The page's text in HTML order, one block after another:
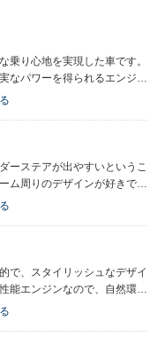
乗り心地を実現した車です。
なパワーを得られるエンジン
象でした。
ーステアが出やすいというこ
ム周りのデザインが好きでは
で、スタイリッシュなデザイ
能エンジンなので、自然環境